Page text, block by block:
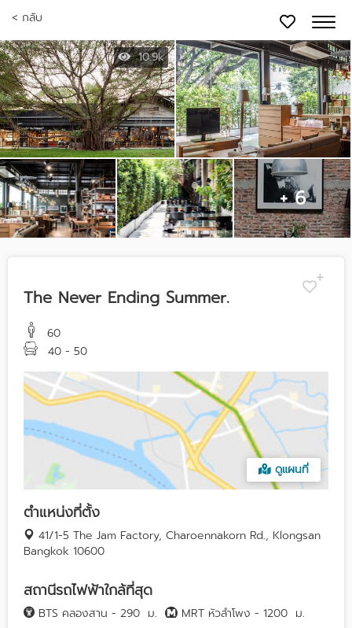
< กลับ
10.9k
+ 6
The Never Ending Summer.
60
40 - 50
ดูแผนที่
ตำแหน่งที่ตั้ง
41/1-5 The Jam Factory, Charoennakorn Rd., Klongsan
Bangkok 10600
สถานีรถไฟฟ้าใกล้ที่สุด
BTS คลองสาน - 290 ม. MRT หัวลำโพง - 1200 ม.